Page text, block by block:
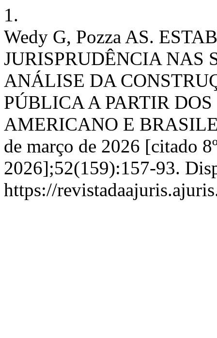
1.
Wedy G, Pozza AS.
JURISPRUDÊNCIA NAS
ANÁLISE DA
PÚBLICA A PARTIR
AMERICANO E
de março de 2026 [citado
2026];52(159):157-93.
https://